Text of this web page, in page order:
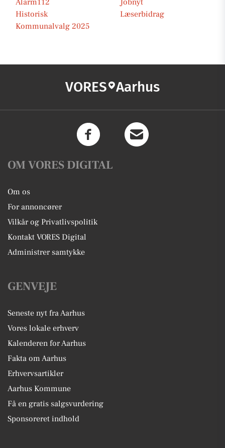
Alarm112
Jobnyt
Historisk
Læserbidrag
Kommunalvalg 2025
VORES Aarhus
OM VORES DIGITAL
Om os
For annoncører
Vilkår og Privatlivspolitik
Kontakt VORES Digital
Administrer samtykke
GENVEJE
Seneste nyt fra Aarhus
Vores lokale erhverv
Kalenderen for Aarhus
Fakta om Aarhus
Erhvervsartikler
Aarhus Kommune
Få en gratis salgsvurdering
Sponsoreret indhold